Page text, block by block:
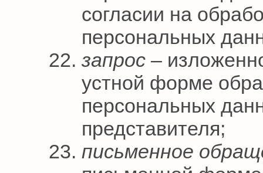
согласии на
персональных
запрос –
устной форме
персональных
представителя;
письменное